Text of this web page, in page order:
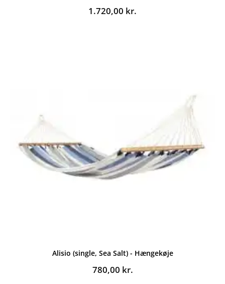
1.720,00 kr.
Alisio (single, Sea Salt) - Hængekøje
780,00 kr.